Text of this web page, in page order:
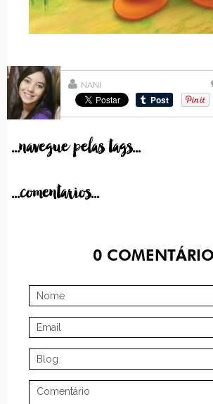
NANI
...navegue pelas tags...
...comentarios...
0